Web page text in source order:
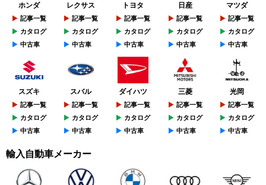
ホンダ
記事一覧
カタログ
中古車
レクサス
記事一覧
カタログ
中古車
トヨタ
記事一覧
カタログ
中古車
日産
記事一覧
カタログ
中古車
マツダ
記事一覧
カタログ
中古車
スズキ
記事一覧
カタログ
中古車
スバル
記事一覧
カタログ
中古車
ダイハツ
記事一覧
カタログ
中古車
三菱
記事一覧
カタログ
中古車
光岡
記事一覧
カタログ
中古車
輸入自動車メーカー